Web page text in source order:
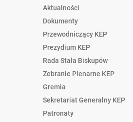
Aktualności
Dokumenty
Przewodniczący KEP
Prezydium KEP
Rada Stała Biskupów
Zebranie Plenarne KEP
Gremia
Sekretariat Generalny KEP
Patronaty